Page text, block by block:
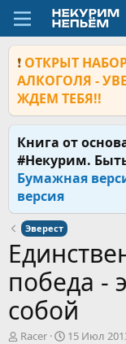
❗ ОТКРЫТ
АЛКОГОЛЯ -
ЖДЕМ ТЕБЯ!!
Книга от
#Некурим.
Бумажная
версия
Эверест
победа -
собой
А
Racer
Д15 Июл